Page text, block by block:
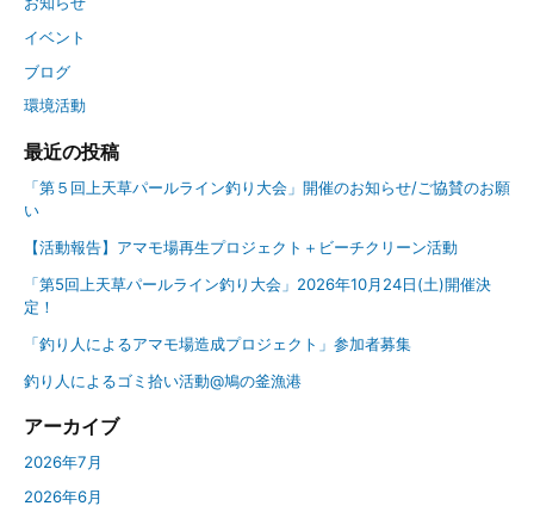
イベント
ブログ
環境活動
最近の投稿
「第５回上天草パールライン釣り大会」開催のお知らせ/ご協賛のお願
い
【活動報告】アマモ場再生プロジェクト＋ビーチクリーン活動
「第5回上天草パールライン釣り大会」2026年10月24日(土)開催決
定！
「釣り人によるアマモ場造成プロジェクト」参加者募集
釣り人によるゴミ拾い活動@鳩の釜漁港
アーカイブ
2026年7月
2026年6月